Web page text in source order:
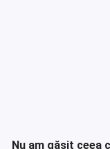
Nu am găsit ceea